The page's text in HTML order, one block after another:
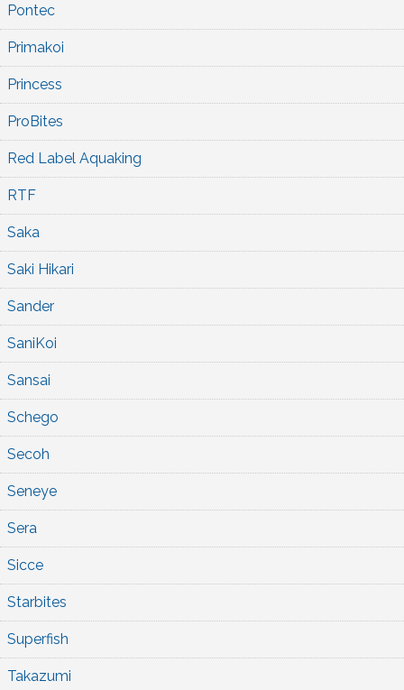
Pontec
Primakoi
Princess
ProBites
Red Label Aquaking
RTF
Saka
Saki Hikari
Sander
SaniKoi
Sansai
Schego
Secoh
Seneye
Sera
Sicce
Starbites
Superfish
Takazumi